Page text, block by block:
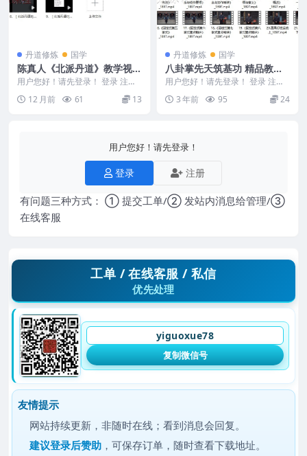
丹道修炼 国学
陈真人《北派丹道》教学视频
9集Y
用户您好！请先登录！ 登录 注册
陈真人《北派丹道》教学视频9集Y
250896...
12 月前 61 13
丹道修炼 国学
八卦掌先天筑基功 精品教学
课程 法原
用户您好！请先登录！ 登录 注册
八卦掌先天筑基功》精品教学课程
法原 2401...
3 年前 95 24
用户您好！请先登录！
登录 注册
有问题三种方式： ① 提交工单/② 发站内消息给管理/③
在线客服
工单 / 在线客服 / 私信
优先处理
yiguoxue78
复制微信号
友情提示
网站持续更新，非随时在线；看到消息会回复。
建议登录后赞助 ，可保存订单，随时查看下载地址。